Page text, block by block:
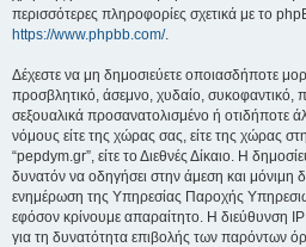
περισσότερες πληροφορίες σχετικά με το
https://www.phpbb.com/.
Δέχεστε να μη δημοσιεύετε οποιασδήποτε
προσβλητικό, άσεμνο, χυδαίο, συκοφαντικό,
σεξουαλικά προσανατολισμένο ή οτιδήποτε
νόμους είτε της χώρας σας, είτε της χώρας
“pepdym.gr”, είτε το Διεθνές Δίκαιο. Η
δυνατόν να οδηγήσει στην άμεση και μόνιμη
ενημέρωση της Υπηρεσίας Παροχής
εφόσον κρίνουμε απαραίτητο. Η διεύθυνση
για τη δυνατότητα επιβολής των παρόντων